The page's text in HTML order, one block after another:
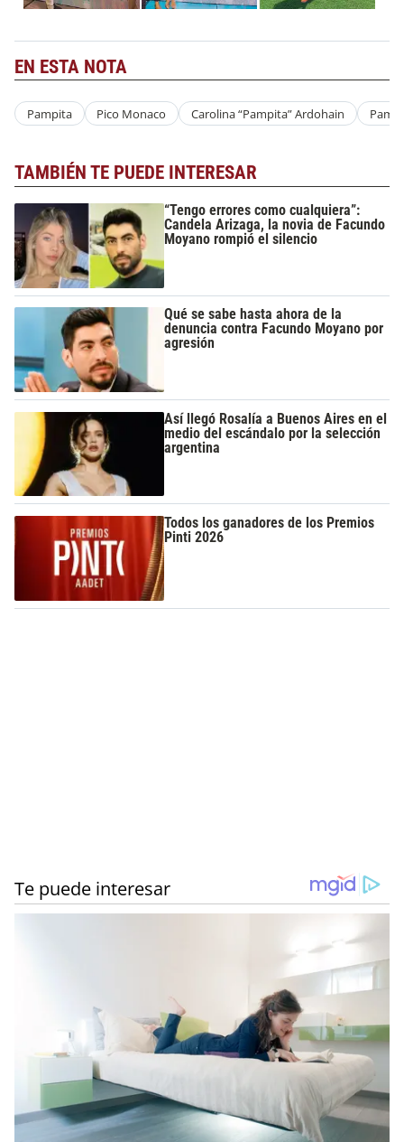
EN ESTA NOTA
Pampita Pico Monaco Carolina “Pampita” Ardohain
TAMBIÉN TE PUEDE INTERESAR
“Tengo errores como cualquiera”:
Candela Arizaga, la novia de Facundo
Moyano rompió el silencio
Qué se sabe hasta ahora de la
denuncia contra Facundo Moyano por
agresión
Así llegó Rosalía a Buenos Aires en el
medio del escándalo por la selección
argentina
Todos los ganadores de los Premios
Pinti 2026